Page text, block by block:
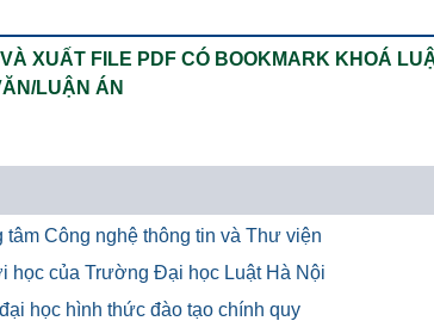
XUẤT FILE PDF CÓ BOOKMARK KHOÁ
LUẬN ÁN
Công nghệ thông tin và Thư viện
học của Trường Đại học Luật Hà Nội
học hình thức đào tạo chính quy